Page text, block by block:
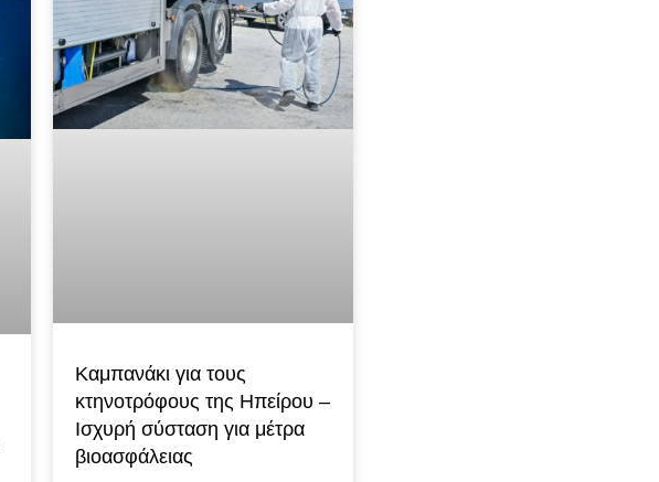
Καμπανάκι για τους
κτηνοτρόφους της Ηπείρου –
Ισχυρή σύσταση για μέτρα
βιοασφάλειας